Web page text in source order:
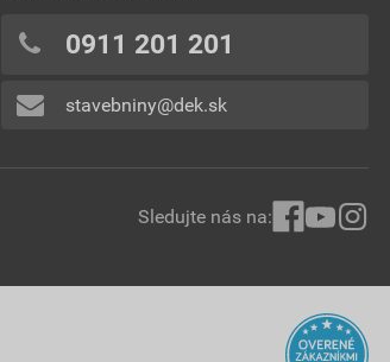
0911 201 201
stavebniny@dek.sk
Sledujte nás na: